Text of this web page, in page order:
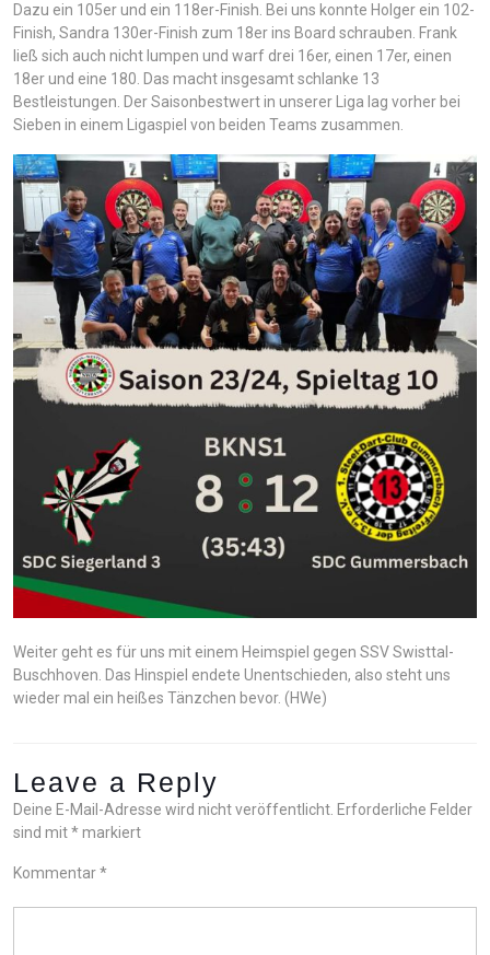
Dazu ein 105er und ein 118er-Finish. Bei uns konnte Holger ein 102-
Finish, Sandra 130er-Finish zum 18er ins Board schrauben. Frank
ließ sich auch nicht lumpen und warf drei 16er, einen 17er, einen
18er und eine 180. Das macht insgesamt schlanke 13
Bestleistungen. Der Saisonbestwert in unserer Liga lag vorher bei
Sieben in einem Ligaspiel von beiden Teams zusammen.
Weiter geht es für uns mit einem Heimspiel gegen SSV Swisttal-
Buschhoven. Das Hinspiel endete Unentschieden, also steht uns
wieder mal ein heißes Tänzchen bevor. (HWe)
Leave a Reply
Deine E-Mail-Adresse wird nicht veröffentlicht. Erforderliche Felder
sind mit*markiert
Kommentar*